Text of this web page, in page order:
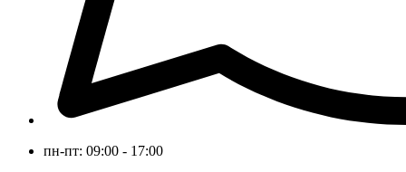
пн-пт: 09:00 - 17:00